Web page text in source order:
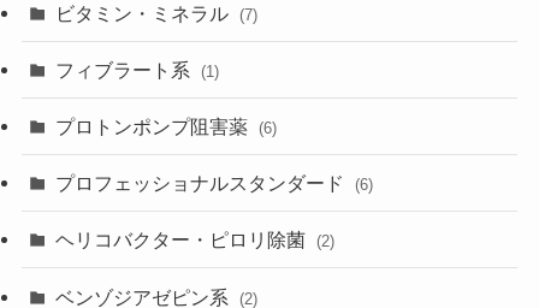
ビタミン・ミネラル (7)
フィブラート系 (1)
プロトンポンプ阻害薬 (6)
プロフェッショナルスタンダード (6)
ヘリコバクター・ピロリ除菌 (2)
ベンゾジアゼピン系 (2)